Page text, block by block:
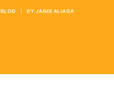
BLOG BY JAIME ALIAGA